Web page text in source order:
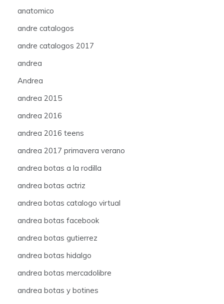
anatomico
andre catalogos
andre catalogos 2017
andrea
Andrea
andrea 2015
andrea 2016
andrea 2016 teens
andrea 2017 primavera verano
andrea botas a la rodilla
andrea botas actriz
andrea botas catalogo virtual
andrea botas facebook
andrea botas gutierrez
andrea botas hidalgo
andrea botas mercadolibre
andrea botas y botines